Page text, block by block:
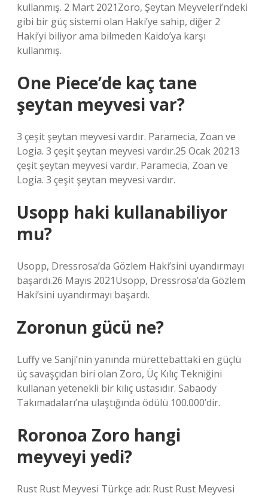
kullanmış. 2 Mart 2021Zoro, Şeytan Meyveleri’ndeki
gibi bir güç sistemi olan Haki’ye sahip, diğer 2
Haki’yi biliyor ama bilmeden Kaido’ya karşı
kullanmış.
One Piece’de kaç tane
şeytan meyvesi var?
3 çeşit şeytan meyvesi vardır. Paramecia, Zoan ve
Logia. 3 çeşit şeytan meyvesi vardır.25 Ocak 20213
çeşit şeytan meyvesi vardır. Paramecia, Zoan ve
Logia. 3 çeşit şeytan meyvesi vardır.
Usopp haki kullanabiliyor
mu?
Usopp, Dressrosa’da Gözlem Haki’sini uyandırmayı
başardı.26 Mayıs 2021Usopp, Dressrosa’da Gözlem
Haki’sini uyandırmayı başardı.
Zoronun gücü ne?
Luffy ve Sanji’nin yanında mürettebattaki en güçlü
üç savaşçıdan biri olan Zoro, Üç Kılıç Tekniğini
kullanan yetenekli bir kılıç ustasıdır. Sabaody
Takımadaları’na ulaştığında ödülü 100.000’dir.
Roronoa Zoro hangi
meyveyi yedi?
Rust Rust Meyvesi Türkçe adı: Rust Rust Meyvesi